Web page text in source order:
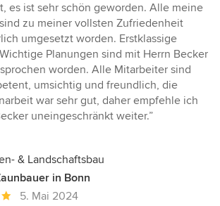
es ist sehr schön geworden. Alle meine
zu meiner vollsten Zufriedenheit
umgesetzt worden. Erstklassige
Planungen sind mit Herrn Becker
worden. Alle Mitarbeiter sind
umsichtig und freundlich, die
war sehr gut, daher empfehle ich
uneingeschränkt weiter.”
& Landschaftsbau
in Bonn
5. Mai 2024